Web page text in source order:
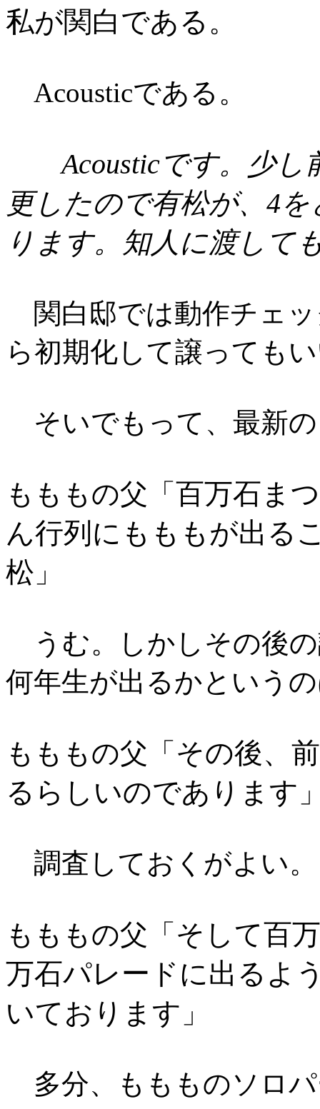
私が関白である 。
Acousticである。
Acousticです。少し
更したので有松が、4
ります。知人に渡して
関白邸では動作チェ
ら初期化して譲っても
そいでもって、最新
もももの父「 百万石ま
ん行列にもももが出る
松 」
うむ。しかしその後
何年生が出るかという
もももの父「 その後、
るらしいのであります
調査しておくがよい。
もももの父「 そして百
万石パレードに出るよ
いております 」
多分、ももものソロ